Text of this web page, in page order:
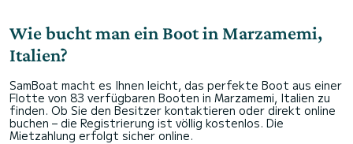
Wie bucht man ein Boot in Marzamemi,
Italien?
SamBoat macht es Ihnen leicht, das perfekte Boot aus einer
Flotte von 83 verfügbaren Booten in Marzamemi, Italien zu
finden. Ob Sie den Besitzer kontaktieren oder direkt online
buchen – die Registrierung ist völlig kostenlos. Die
Mietzahlung erfolgt sicher online.